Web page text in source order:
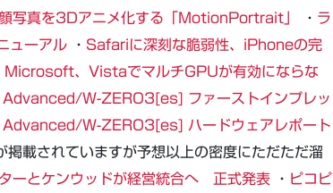
写真を3Dアニメ化する「MotionPortrait」 ・ ラ
ューアル ・ Safariに深刻な脆弱性、iPhoneの完
Microsoft、VistaでマルチGPUが有効にならな
W-ZERO3[es] ファーストインプレッ
W-ZERO3[es] ハードウェアレポート
載されていますが予想以上の密度にただただ溜
ーとケンウッドが経営統合へ 正式発表 ・
ピコピ